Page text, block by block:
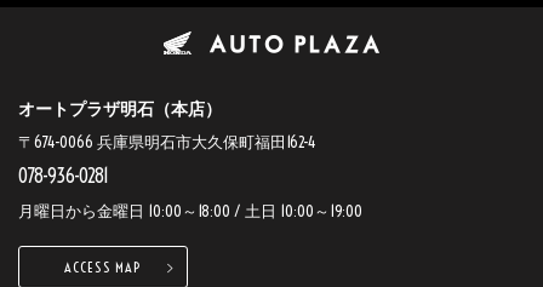
オートプラザ明石（本店）
〒674-0066 兵庫県明石市大久保町福田162-4
078-936-0281
月曜日から金曜日 10:00～18:00 / 土日 10:00～19:00
ACCESS MAP